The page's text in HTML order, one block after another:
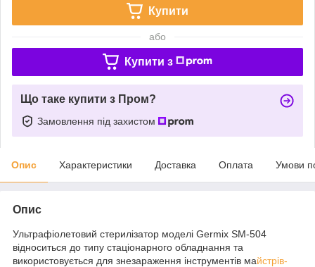
Купити
або
Купити з
Що таке купити з Пром?
Замовлення під захистом
Опис Характеристики Доставка Оплата Умови
Опис
Ультрафіолетовий стерилізатор моделі Germix SM-504
відноситься до типу стаціонарного обладнання та
використовується для знезараження інструментів майстрів-